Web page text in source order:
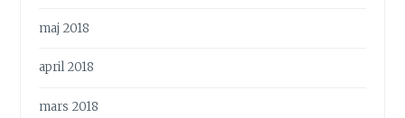
maj 2018
april 2018
mars 2018